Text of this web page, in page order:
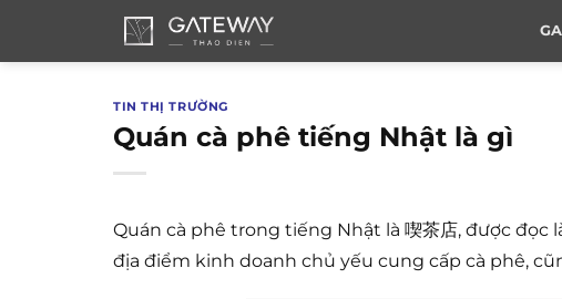
TIN THỊ TRƯỜNG
Quán cà phê tiếng Nhật là gì
Quán cà phê trong tiếng Nhật là 喫茶店, được đọc
địa điểm kinh doanh chủ yếu cung cấp cà phê,